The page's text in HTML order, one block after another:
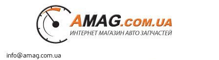
info@amag.com.ua